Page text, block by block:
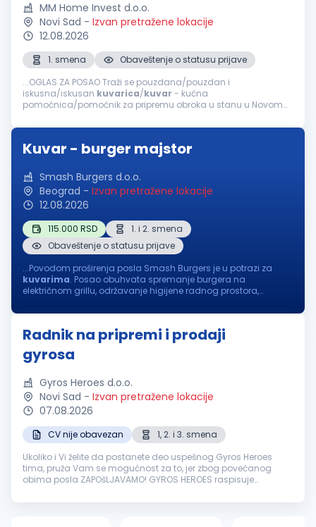
MM Home Invest d.o.o.
Novi Sad - Izvan pretražene lokacije
12.08.2026
1. smena
Obaveštenje o statusu prijave
...OGLAS ZA POSAO Traži se pouzdana/pouzdan i
iskusna/iskusan kuvarica/kuvar - kućna
pomoćnica/pomoćnik za pripremu obroka u stanu u Novom
i raznovrsnih jela (doručak i ručak). Nabavka...
Kuvar - burger majstor
Smash Burgers d.o.o.
Beograd - Izvan pretražene lokacije
12.08.2026
115.000 RSD
1. i 2. smena
Obaveštenje o statusu prijave
...Povodom proširenja posla Smash Burgers je u potrazi za
kuvarima. Posao obuhvata spremanje burgera na
električnom grillu, održavanje higijene radnog prostora,
smene: I smena...
Radnik na pripremi i prodaji
gyrosa
Gyros Heroes d.o.o.
Novi Sad - Izvan pretražene lokacije
07.08.2026
CV nije obavezan
1, 2. i 3. smena
Ukoliko i Vi želite da postanete deo uspešnog Gyros Heroes
tima, pruža Vam se mogućnost za to, jer zbog povećanog
obima posla ZAPOšLJAVAMO! GYROS HEROES raspisuje
Tražimo novog člana tima SA ...